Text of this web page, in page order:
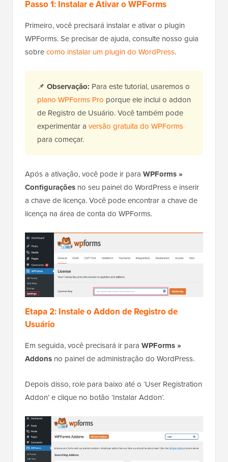
Passo 1: Instalar e Ativar o WPForms
Primeiro, você precisará instalar e ativar o plugin
WPForms. Se precisar de ajuda, consulte nosso guia
sobrecomo instalar um plugin do WordPress.
📌 Observação: Para este tutorial, usaremos o
plano WPForms Pro porque ele inclui o addon
de Registro de Usuário. Você também pode
experimentar a versão gratuita do WPForms
para começar.
Após a ativação, você pode ir para WPForms »
Configurações no seu painel do WordPress e inserir
a chave de licença. Você pode encontrar a chave de
licença na área de conta do WPForms.
Etapa 2: Instale o Addon de Registro de
Usuário
Em seguida, você precisará ir para WPForms »
Addons no painel de administração do WordPress.
Depois disso, role para baixo até o ‘User Registration
Addon’ e clique no botão ‘Instalar Addon’.